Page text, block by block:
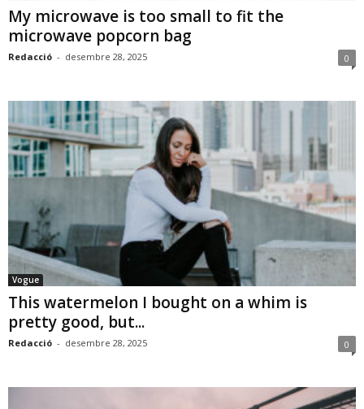
My microwave is too small to fit the
microwave popcorn bag
Redacció - desembre 28, 2025 0
Vogue
This watermelon I bought on a whim is
pretty good, but...
Redacció - desembre 28, 2025 0